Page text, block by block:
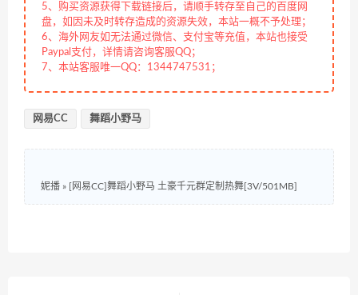
5、购买资源获得下载链接后，请顺手转存至自己的百度网
盘，如因未及时转存造成的资源失效，本站一概不予处理；
6、海外网友如无法通过微信、支付宝等充值，本站也接受
Paypal支付，详情请咨询客服QQ；
7、本站客服唯一QQ：1344747531；
网易CC 舞蹈小野马
妮播 » [网易CC]舞蹈小野马 土豪千元群定制热舞[3V/501MB]